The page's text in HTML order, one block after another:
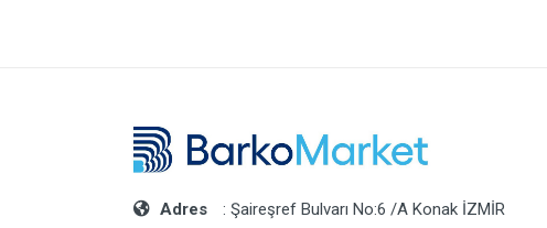
Adres
: Şaireşref Bulvarı No:6 /A Konak İZMİR